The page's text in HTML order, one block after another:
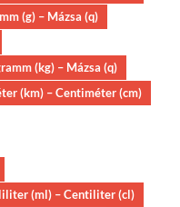
(g) – Mázsa (q)
(kg) – Mázsa (q)
(km) – Centiméter (cm)
(ml) – Centiliter (cl)